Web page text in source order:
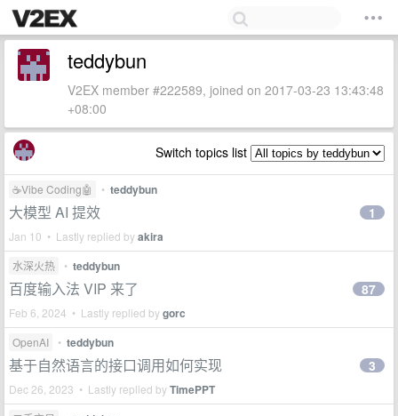
teddybun
V2EX member #222589, joined on 2017-03-23 13:43:48
+08:00
Switch topics list
☕Vibe Coding🤖 • teddybun
大模型 AI 提效
Jan 10 • Lastly replied byakira
1
水深火热 • teddybun
百度输入法 VIP 来了
Feb 6, 2024 • Lastly replied bygorc
87
OpenAI • teddybun
基于自然语言的接口调用如何实现
Dec 26, 2023 • Lastly replied byTimePPT
3